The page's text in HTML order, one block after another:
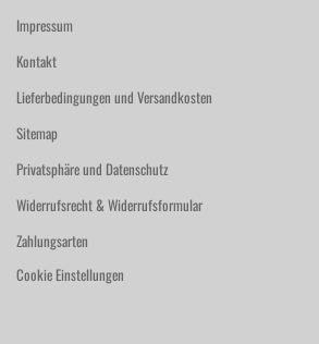
Impressum
Kontakt
Lieferbedingungen und Versandkosten
Sitemap
Privatsphäre und Datenschutz
Widerrufsrecht & Widerrufsformular
Zahlungsarten
Cookie Einstellungen